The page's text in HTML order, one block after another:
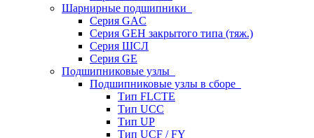
Шарнирные подшипники
Серия GAC
Серия GEH закрытого типа (тяж.)
Серия ШСЛ
Серия GE
Подшипниковые узлы
Подшипниковые узлы в сборе
Тип FLCTE
Тип UCC
Тип UP
Тип UCF / FY